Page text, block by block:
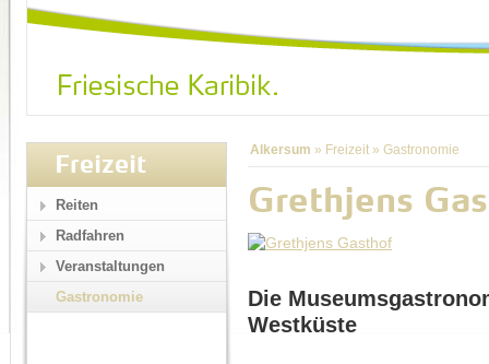
Alkersum » Freizeit » Gastronomie
Grethjens
Die
Westküste
Freizeit
Reiten
Radfahren
Veranstaltungen
Gastronomie